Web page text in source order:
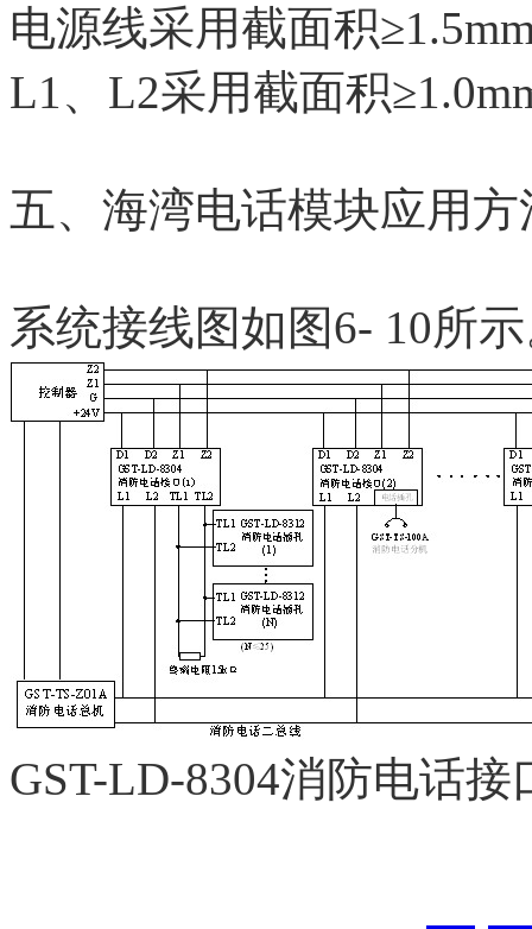
电源线采用截面积
L1、L2采用截面积
五、海湾电话模块应用方
系统接线图如图6- 10所
GST-LD-8304消防电话